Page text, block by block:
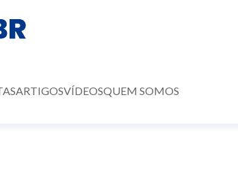
ARTIGOSVÍDEOSQUEM SOMOS